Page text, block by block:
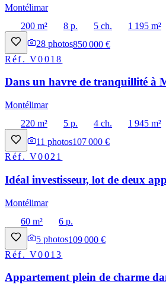
Montélimar
200 m²
8 p. 5 ch.
1 195 m²
28 photos850 000 €
Réf.V0018
Dans un havre de tranquillité à
Montélimar
220 m²
5 p. 4 ch.
1 945 m²
11 photos107 000 €
Réf.V0021
Idéal investisseur, lot de deux
Montélimar
60 m²
6 p.
5 photos109 000 €
Réf.V0013
Appartement plein de charme